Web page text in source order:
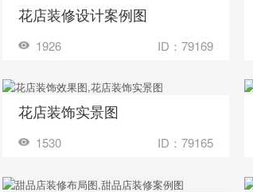
收藏 装修成这样要花多少钱？
花店装修设计案例图
1926 ID：79169
收藏 装修成这样要花多少钱？
花店装饰实景图
1530 ID：79165